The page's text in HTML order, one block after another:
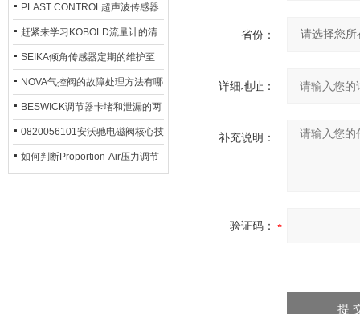
行调试?
PLAST CONTROL超声波传感器
工作原理了解吗？
赶紧来学习KOBOLD流量计的清
洗流程吧
SEIKA倾角传感器定期的维护至
关重要
NOVA气控阀的故障处理方法有哪
些？
BESWICK调节器卡堵和泄漏的两
大问题解决措施
0820056101安沃驰电磁阀核心技
术参数
如何判断Proportion-Air压力调节
省份：
详细地址：
补充说明：
验证码：